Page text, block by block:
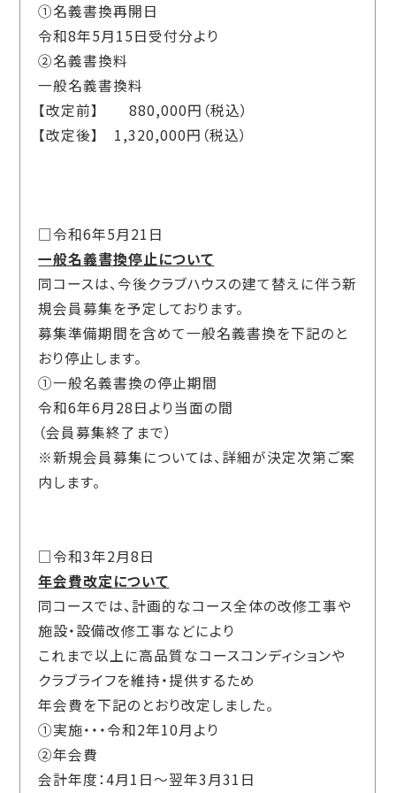
①名義書換再開日
令和8年5月15日受付分より
②名義書換料
一般名義書換料
【改定前】880,000円（税込）
【改定後】 1,320,000円（税込）
□令和6年5月21日
一般名義書換停止について
同コースは、今後クラブハウスの建て替えに伴う新
規会員募集を予定しております。
募集準備期間を含めて一般名義書換を下記のと
おり停止します。
①一般名義書換の停止期間
令和6年6月28日より当面の間
（会員募集終了まで）
※新規会員募集については、詳細が決定次第ご案
内します。
□令和3年2月8日
年会費改定について
同コースでは、計画的なコース全体の改修工事や
施設・設備改修工事などにより
これまで以上に高品質なコースコンディションや
クラブライフを維持・提供するため
年会費を下記のとおり改定しました。
①実施・・・令和2年10月より
②年会費
会計年度：4月1日～翌年3月31日